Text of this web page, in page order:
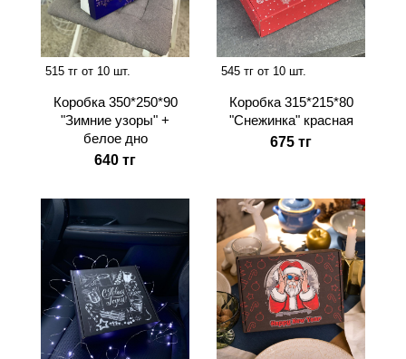
515 тг от 10 шт.
Коробка 350*250*90
"Зимние узоры" +
белое дно
640 тг
545 тг от 10 шт.
Коробка 315*215*80
"Снежинка" красная
675 тг